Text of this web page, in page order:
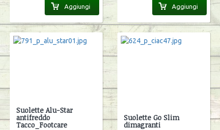
Aggiungi Aggiungi
Suolette Alu-Star
antifreddo
Tacco_Footcare
Suolette Go Slim
dimagranti